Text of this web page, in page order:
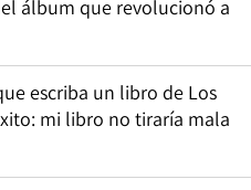
álbum que revolucionó a
escriba un libro de Los
mi libro no tiraría mala